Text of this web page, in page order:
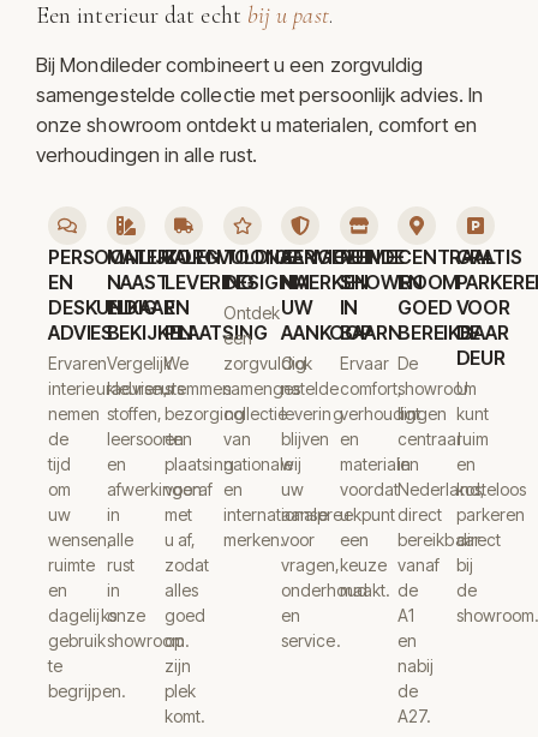
Een interieur dat echt bij u past.
Bij Mondileder combineert u een zorgvuldig
samengestelde collectie met persoonlijk advies. In
onze showroom ontdekt u materialen, comfort en
verhoudingen in alle rust.
PERSOONLIJK
EN
DESKUNDIG
ADVIES
Ervaren
interieuradviseurs
nemen
de
tijd
om
uw
wensen,
ruimte
en
dagelijks
gebruik
te
begrijpen.
MATERIALEN
NAAST
ELKAAR
BEKIJKEN
Vergelijk
kleuren,
stoffen,
leersoorten
en
afwerkingen
in
alle
rust
in
onze
showroom.
ZORGVULDIGE
LEVERING
EN
PLAATSING
We
stemmen
bezorging
en
plaatsing
vooraf
met
u af,
zodat
alles
goed
op
zijn
plek
komt.
TOONAANGEVENDE
DESIGNMERKEN
Ontdek
een
zorgvuldig
samengestelde
collectie
van
nationale
en
internationale
merken.
SERVICE
NA
UW
AANKOOP
Ook
na
levering
blijven
wij
uw
aanspreekpunt
voor
vragen,
onderhoud
en
service.
RUIME
SHOWROOM
IN
BAARN
Ervaar
comfort,
verhoudingen
en
materialen
voordat
u
een
keuze
maakt.
CENTRAAL
EN
GOED
BEREIKBAAR
De
showroom
ligt
centraal
in
Nederland,
direct
bereikbaar
vanaf
de
A1
en
nabij
de
A27.
GRATIS
VOOR
DE
DEUR
U
kunt
ruim
en
kosteloos
parkeren
direct
bij
de